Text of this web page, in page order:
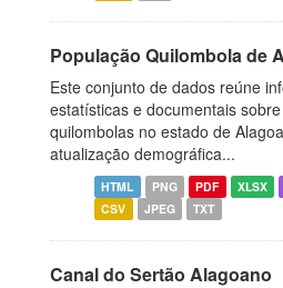
População Quilombola de
Este conjunto de dados reúne
estatísticas e documentais
quilombolas no estado de
atualização demográfica...
HTML PNG PDF XLSX
CSV
JPEG TXT
Canal do Sertão Alagoano